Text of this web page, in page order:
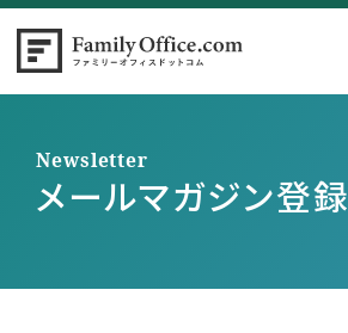
Newsletter
メールマガジン登録